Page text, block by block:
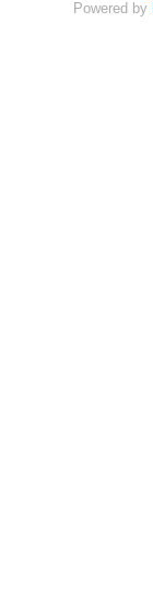
Powered by